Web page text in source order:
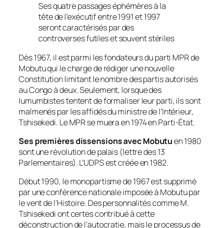
Ses quatre passages éphémères à la
tête de l’exécutif entre 1991 et 1997
seront caractérisés par des
controverses futiles et souvent stériles
Dès 1967, il est parmi les fondateurs du parti MPR de
Mobutu qui le charge de rédiger une nouvelle
Constitution limitant le nombre des partis autorisés
au Congo à deux. Seulement, lorsque des
lumumbistes tentent de formaliser leur parti, ils sont
malmenés par les affidés du ministre de l’Intérieur,
Tshisekedi. Le MPR se muera en 1974 en Parti-État.
Ses premières dissensions avec Mobutuen 1980
sont une révolution de palais (lettre des 13
Parlementaires). L’UDPS est créée en 1982.
Début 1990, le monopartisme de 1967 est supprimé
par une conférence nationale imposée à Mobutu par
le vent de l’Histoire. Des personnalités comme M.
Tshisekedi ont certes contribué à cette
déconstruction de l’autocratie, mais le processus de